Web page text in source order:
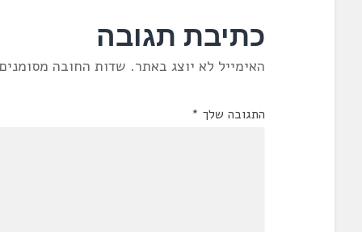
כתיבת תגובה
האימייל לא יוצג באתר. שדות החובה
התגובה שלך *